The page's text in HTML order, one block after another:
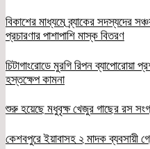
বিকাশের মাধ্যমে ব্র্যাকের সদস্যদের
প্রচারণার পাশাপাশি মাস্ক বিতরণ
চিটাগাংরোডে মুরগি রিপন ব্যাপোরোয়া
হস্তক্ষেপ কামনা
শুরু হয়েছে মধুবৃক্ষ খেজুর গাছের রস
কেশবপুরে ইয়াবাসহ ২ মাদক ব্যবসায়ী